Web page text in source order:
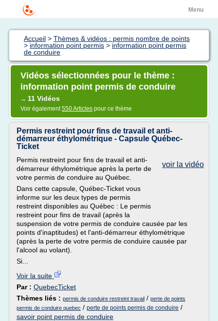
Menu
Accueil > Thèmes & vidéos : permis nombre de points
> information point permis > information point permis
de conduire
Vidéos sélectionnées pour le thème :
information point permis de conduire
→ 11 Vidéos
Voir également550 Articles pour ce thème
Permis restreint pour fins de travail et anti-
démarreur éthylométrique - Capsule Québec-
Ticket
voir la vidéo
Permis restreint pour fins de travail et anti-
démarreur éthylométrique après la perte de
votre permis de conduire au Québec.
Dans cette capsule, Québec-Ticket vous
informe sur les deux types de permis
restreint disponibles au Québec : Le permis
restreint pour fins de travail (après la
suspension de votre permis de conduire causée par les
points d'inaptitudes) et l'anti-démarreur éthylométrique
(après la perte de votre permis de conduire causée par
l'alcool au volant).
Si...
Voir la suite
Par : QuebecTicket
Thèmes liés : permis de conduire restreint travail / perte de points
permis de conduire quebec / perte de points permis de conduire /
savoir point permis de conduire